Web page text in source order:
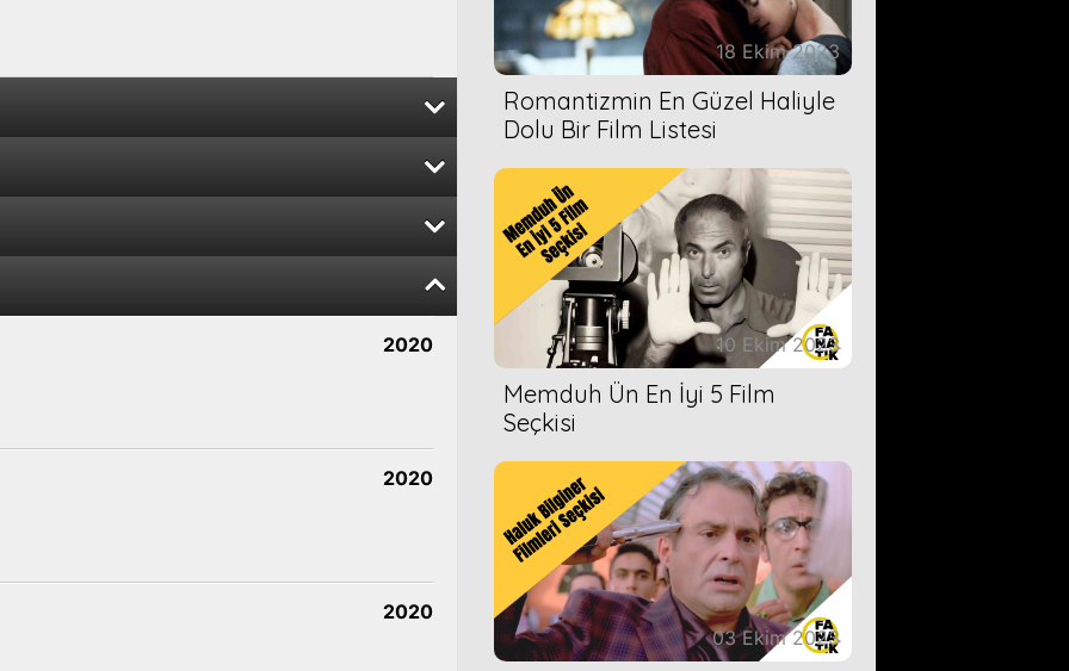
2020
2020
2020
2020
2020
2020
2020
18 Ekim 2023
Romantizmin En Güzel Haliyle
Dolu Bir Film Listesi
10 Ekim 2023
Memduh Ün En İyi 5 Film
Seçkisi
03 Ekim 2023